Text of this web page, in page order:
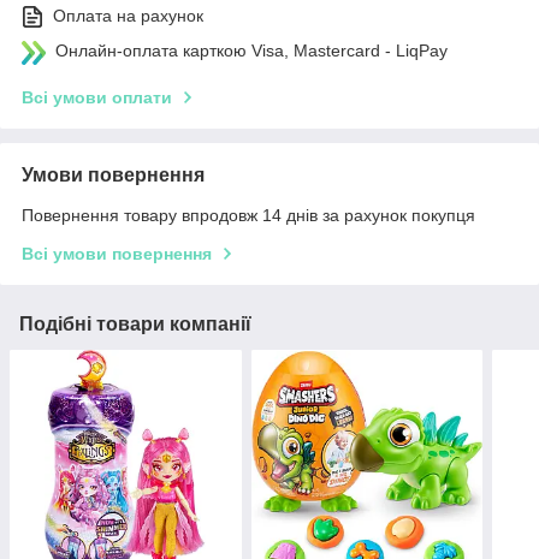
Оплата на рахунок
Онлайн-оплата карткою Visa, Mastercard - LiqPay
Всі умови оплати
Умови повернення
Повернення товару впродовж 14 днів за рахунок покупця
Всі умови повернення
Подібні товари компанії